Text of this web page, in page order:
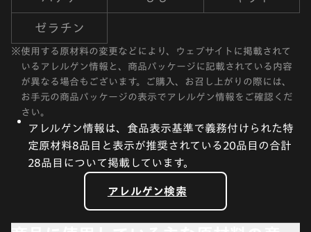
ゼラチン
※使用する原材料の変更などにより、ウェブサイトに掲載されて
いるアレルゲン情報と、商品パッケージに記載されている内容
が異なる場合もございます。ご購入、お召し上がりの際には、
お手元の商品パッケージの表示でアレルゲン情報をご確認くだ
さい。
アレルゲン情報は、食品表示基準で義務付けられた特
定原材料8品目と表示が推奨されている20品目の合計
28品目について掲載しています。
アレルゲン検索